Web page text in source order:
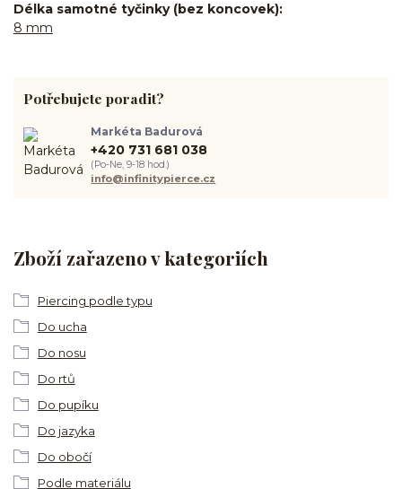
Délka samotné tyčinky (bez koncovek)
8 mm
Zboží zařazeno v kategoriích
Piercing podle typu
Do ucha
Do nosu
Do rtů
Do pupíku
Do jazyka
Do obočí
Podle materiálu
Potřebujete poradit?
Markéta Badurová
+420 731 681 038
(Po-Ne, 9-18 hod.)
info@infinitypierce.cz